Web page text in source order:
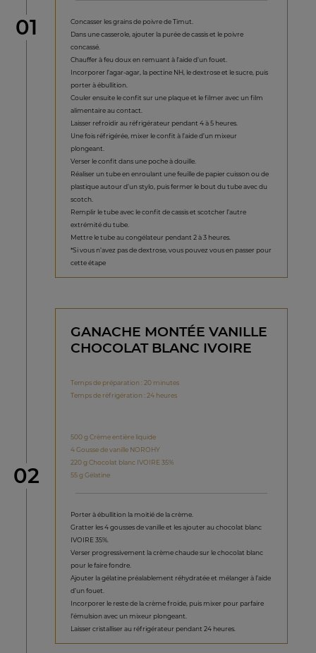
étape
01
Concasser les grains de poivre de Timut.
Dans une casserole, ajouter la purée de cassis et le poivre
concassé.
Chauffer à feu doux en remuant à l’aide d’un fouet.
Incorporer l’agar-agar, la pectine NH, le dextrose et le sucre, puis
porter à ébullition.
Couler ensuite le confit sur une plaque et le filmer avec un film
alimentaire au contact.
Laisser refroidir au réfrigérateur pendant 4 à 5 heures.
Une fois réfrigérée, mixer le confit à l’aide d’un mixeur
plongeant.
Verser le confit dans une poche à douille.
Réaliser un tube en enroulant une feuille de papier cuisson ou de
plastique autour d’un stylo, puis fermer le bout du tube avec du
scotch.
Remplir le tube avec le confit de cassis et scotcher l’autre
extrémité du tube.
Mettre le tube au congélateur pendant 2 à 3 heures.
*Si vous n’avez pas de dextrose, vous pouvez vous en passer pour
cette étape
étape
02
GANACHE MONTÉE VANILLE
CHOCOLAT BLANC IVOIRE
Temps de préparation : 20 minutes
Temps de réfrigération : 24 heures
500 g Crème entière liquide
4 Gousse de vanille NOROHY
220 g Chocolat blanc IVOIRE 35%
55 g Gélatine
Porter à ébullition la moitié de la crème.
Gratter les 4 gousses de vanille et les ajouter au chocolat blanc
IVOIRE 35%.
Verser progressivement la crème chaude sur le chocolat blanc
pour le faire fondre.
Ajouter la gélatine préalablement réhydratée et mélanger à l’aide
d’un fouet.
Incorporer le reste de la crème froide, puis mixer pour parfaire
l’émulsion avec un mixeur plongeant.
Laisser cristalliser au réfrigérateur pendant 24 heures.